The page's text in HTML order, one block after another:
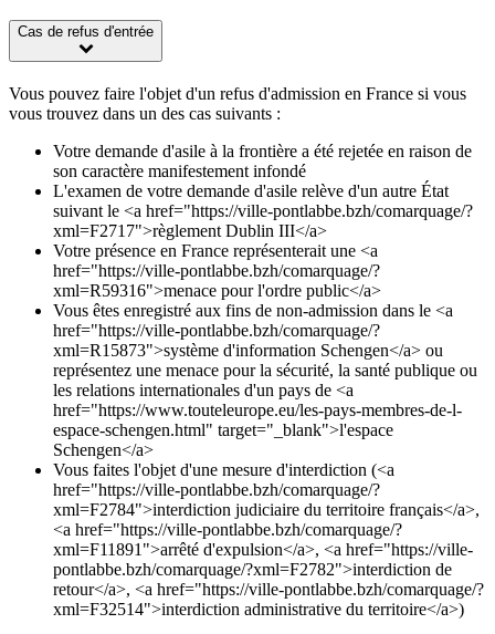
Cas de refus d'entrée
Vous pouvez faire l'objet d'un refus d'admission en France si vous
vous trouvez dans un des cas suivants :
Votre demande d'asile à la frontière a été rejetée en raison de
son caractère manifestement infondé
L'examen de votre demande d'asile relève d'un autre État
suivant le <a href="https://ville-pontlabbe.bzh/comarquage/?
xml=F2717">règlement Dublin III</a>
Votre présence en France représenterait une <a
href="https://ville-pontlabbe.bzh/comarquage/?
xml=R59316">menace pour l'ordre public</a>
Vous êtes enregistré aux fins de non-admission dans le <a
href="https://ville-pontlabbe.bzh/comarquage/?
xml=R15873">système d'information Schengen</a> ou
représentez une menace pour la sécurité, la santé publique ou
les relations internationales d'un pays de <a
href="https://www.touteleurope.eu/les-pays-membres-de-l-
espace-schengen.html" target="_blank">l'espace
Schengen</a>
Vous faites l'objet d'une mesure d'interdiction (<a
href="https://ville-pontlabbe.bzh/comarquage/?
xml=F2784">interdiction judiciaire du territoire français</a>,
<a href="https://ville-pontlabbe.bzh/comarquage/?
xml=F11891">arrêté d'expulsion</a>, <a href="https://ville-
pontlabbe.bzh/comarquage/?xml=F2782">interdiction de
retour</a>, <a href="https://ville-pontlabbe.bzh/comarquage/?
xml=F32514">interdiction administrative du territoire</a>)